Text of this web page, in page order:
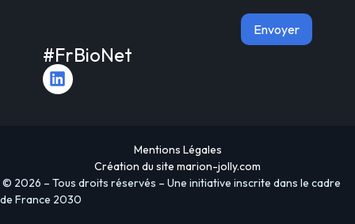
Envoyer
Alternative:
#FrBioNet
© 2026 – Tous droits réservés – Une initiative inscrite dans le cadre
de France 2030
Création du site marion-jolly.com
Mentions Légales